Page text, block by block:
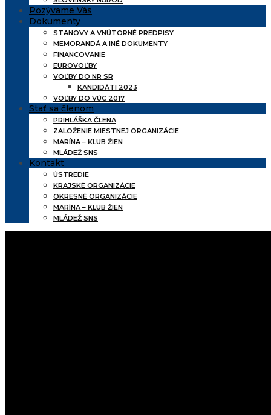
Pozývame Vás
Dokumenty
STANOVY A VNÚTORNÉ PREDPISY
MEMORANDÁ A INÉ DOKUMENTY
FINANCOVANIE
EUROVOĽBY
VOĽBY DO NR SR
KANDIDÁTI 2023
VOĽBY DO VÚC 2017
Stať sa členom
PRIHLÁŠKA ČLENA
ZALOŽENIE MIESTNEJ ORGANIZÁCIE
MARÍNA – KLUB ŽIEN
MLÁDEŽ SNS
Kontakt
ÚSTREDIE
KRAJSKÉ ORGANIZÁCIE
OKRESNÉ ORGANIZÁCIE
MARÍNA – KLUB ŽIEN
MLÁDEŽ SNS